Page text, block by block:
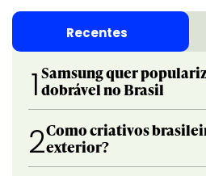
Recentes
1 Samsung quer
dobrável no Brasil
2Como criativos
exterior?